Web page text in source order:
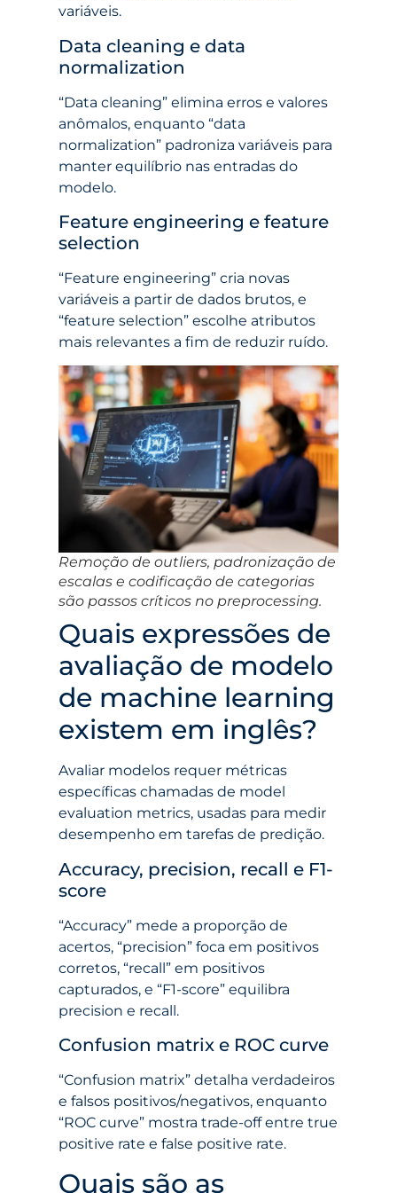
variáveis.
Data cleaning e data
normalization
“Data cleaning” elimina erros e valores
anômalos, enquanto “data
normalization” padroniza variáveis para
manter equilíbrio nas entradas do
modelo.
Feature engineering e feature
selection
“Feature engineering” cria novas
variáveis a partir de dados brutos, e
“feature selection” escolhe atributos
mais relevantes a fim de reduzir ruído.
Remoção de outliers, padronização de
escalas e codificação de categorias
são passos críticos no preprocessing.
Quais expressões de
avaliação de modelo
de machine learning
existem em inglês?
Avaliar modelos requer métricas
específicas chamadas de model
evaluation metrics, usadas para medir
desempenho em tarefas de predição.
Accuracy, precision, recall e F1-
score
“Accuracy” mede a proporção de
acertos, “precision” foca em positivos
corretos, “recall” em positivos
capturados, e “F1-score” equilibra
precision e recall.
Confusion matrix e ROC curve
“Confusion matrix” detalha verdadeiros
e falsos positivos/negativos, enquanto
“ROC curve” mostra trade-off entre true
positive rate e false positive rate.
Quais são as